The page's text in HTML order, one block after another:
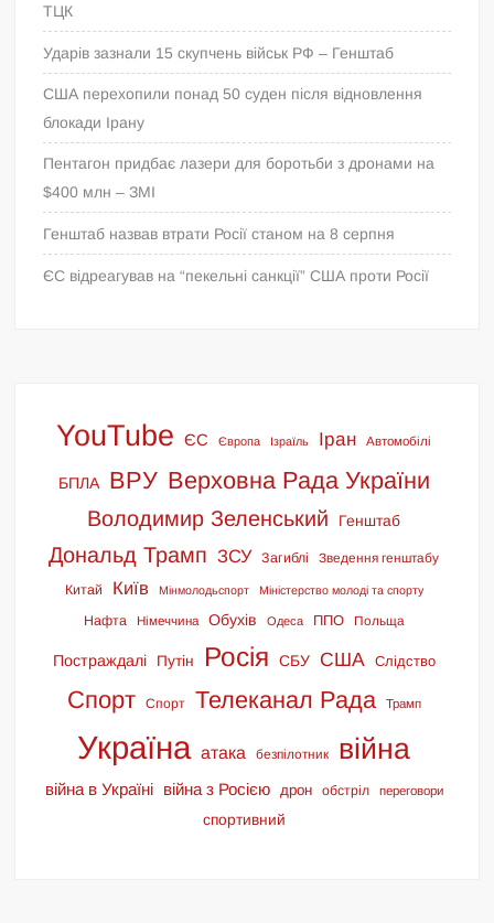
ТЦК
Ударів зазнали 15 скупчень військ РФ – Генштаб
США перехопили понад 50 суден після відновлення
блокади Ірану
Пентагон придбає лазери для боротьби з дронами на
$400 млн – ЗМІ
Генштаб назвав втрати Росії станом на 8 серпня
ЄС відреагував на “пекельні санкції” США проти Росії
YouTube ЄС Європа Ізраїль Іран Автомобілі
БПЛА ВРУ Верховна Рада України
Володимир Зеленський Генштаб
Дональд Трамп ЗСУ Загиблі Зведення генштабу
Китай Київ Мінмолодьспорт Міністерство молоді та спорту
Нафта Німеччина Обухів Одеса ППО Польща
Постраждалі Путін Росія СБУ США Слідство
Спорт Спорт Телеканал Рада Трамп
Україна атака безпілотник війна
війна в Україні війна з Росією дрон обстріл переговори
спортивний